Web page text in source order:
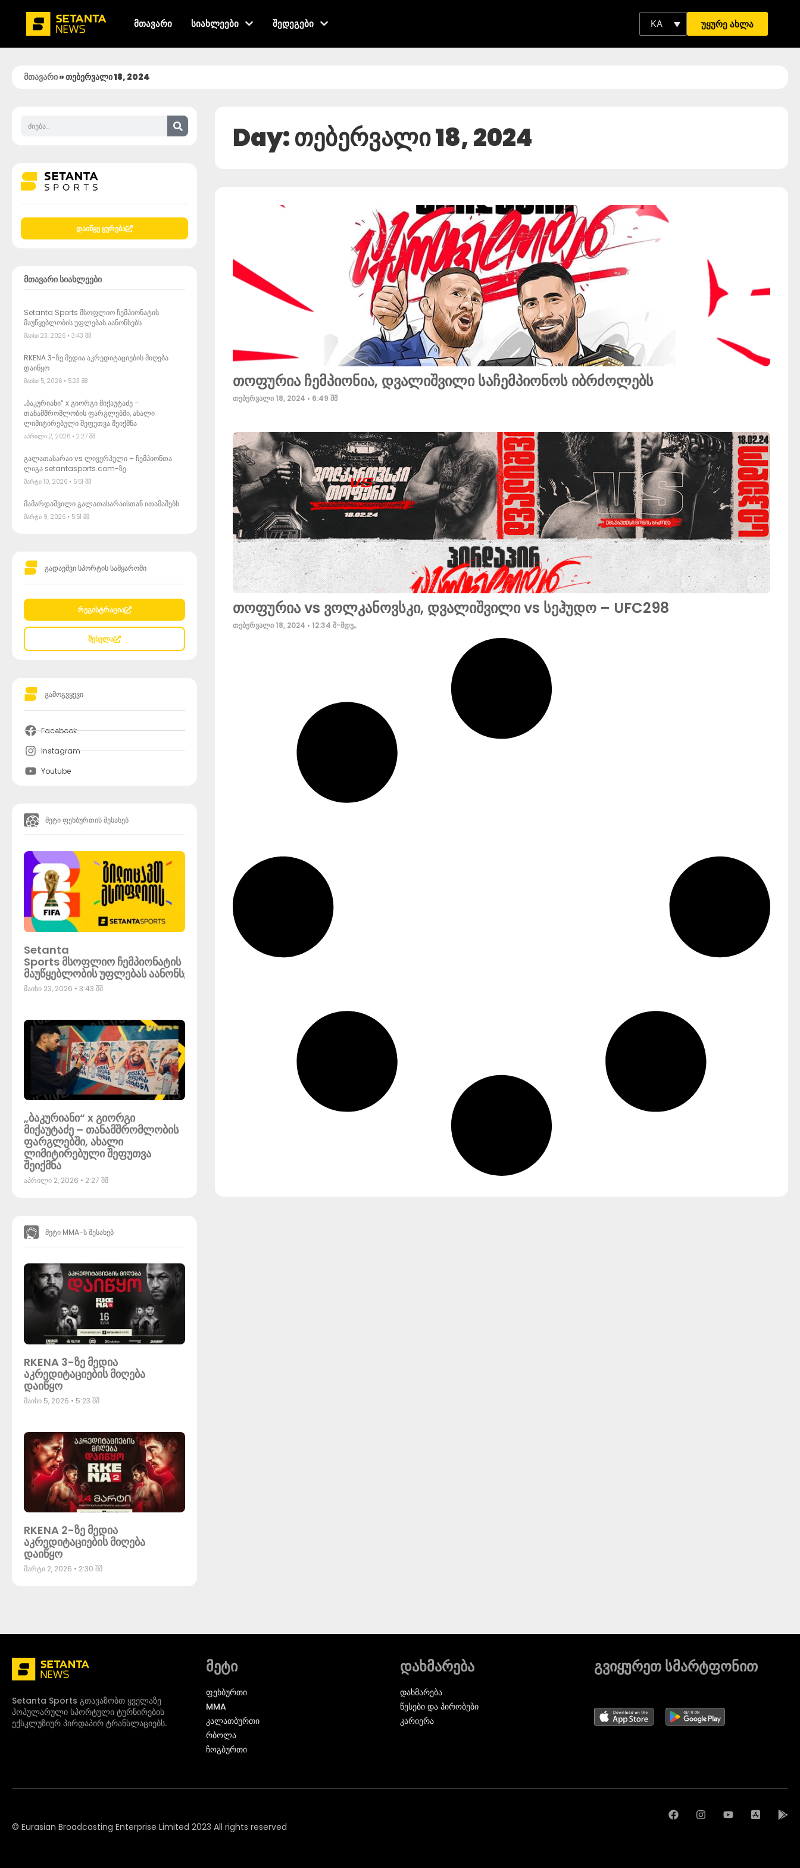
მთავარი სიახლეები შედეგები KA უყურე ახლა
მთავარი»თებერვალი 18, 2024
დაიწყე ყურება
მთავარი სიახლეები
Setanta Sports მსოფლიო ჩემპიონატის
მაუწყებლობის უფლებას აანონსებს
მაისი 23, 2026 3:43 შშ
RKENA 3-ზე მედია აკრედიტაციების მიღება
დაიწყო
მაისი 5, 2026 5:23 შშ
„ბაკურიანი“ x გიორგი მიქაუტაძე –
თანამშრომლობის ფარგლებში, ახალი
ლიმიტირებული შეფუთვა შეიქმნა
აპრილი 2, 2026 2:27 შშ
გალათასარაი vs ლივერპული – ჩემპიონთა
ლიგა setantasports.com-ზე
მარტი 10, 2026 5:51 შშ
მამარდაშვილი გალათასარაისთან ითამაშებს
მარტი 9, 2026 5:51 შშ
გადაეშვი სპორტის სამყაროში
რეგისტრაცია
შესვლა
გამოგვყევი
Facebook
Instagram
Youtube
მეტი ფეხბურთის შესახებ
Setanta
Sports მსოფლიო ჩემპიონატის
მაუწყებლობის უფლებას აანონსებს
მაისი 23, 2026 3:43 შშ
„ბაკურიანი“ x გიორგი
მიქაუტაძე – თანამშრომლობის
ფარგლებში, ახალი
ლიმიტირებული შეფუთვა
შეიქმნა
აპრილი 2, 2026 2:27 შშ
მეტი MMA-ს შესახებ
RKENA 3-ზე მედია
აკრედიტაციების მიღება
დაიწყო
მაისი 5, 2026 5:23 შშ
RKENA 2-ზე მედია
აკრედიტაციების მიღება
დაიწყო
მარტი 2, 2026 2:30 შშ
Day: თებერვალი 18, 2024
თოფურია ჩემპიონია, დვალიშვილი საჩემპიონოს იბრძოლებს
თებერვალი 18, 2024 6:49 შშ
თოფურია vs ვოლკანოვსკი, დვალიშვილი vs სეჰუდო – UFC298
თებერვალი 18, 2024 12:34 შ-მდე„
Setanta Sports გთავაზობთ ყველაზე
პოპულარული სპორტული ტურნირების
ექსკლუზიურ პირდაპირ ტრანსლაციებს.
მეტი
ᲤᲔᲮᲑᲣᲠᲗᲘ
MMA
ᲙᲐᲚᲐᲗᲑᲣᲠᲗᲘ
ᲠᲑᲝᲚᲐ
ᲩᲝᲒᲑᲣᲠᲗᲘ
დახმარება
დახმარება
წესები და პირობები
კარიერა
გვიყურეთ სმარტფონით
© Eurasian Broadcasting Enterprise Limited 2023 All rights reserved